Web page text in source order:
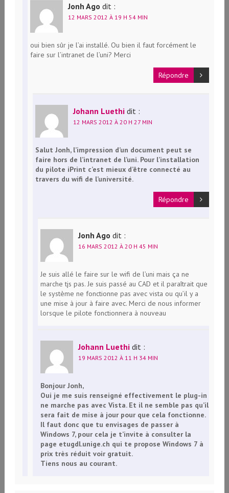
Jonh Ago dit :
12 MARS 2012 À 19 H 54 MIN
oui bien sûr je l’ai installé. Ou bien il faut forcément le
faire sur l’intranet de l’uni? Merci
Répondre
Johann Luethi dit :
12 MARS 2012 À 20 H 27 MIN
Salut Jonh, l’impression d’un document peut se
faire hors de l’intranet de l’uni. Pour l’installation
du pilote iPrint c’est mieux d’être connecté au
travers du wifi de l’université.
Répondre
Jonh Ago dit :
16 MARS 2012 À 20 H 45 MIN
Je suis allé le faire sur le wifi de l’uni mais ça ne
marche tjs pas. Je suis passé au CAD et il paraîtrait que
le système ne fonctionne pas avec vista ou qu’il y a
une mise à jour à faire avec. Merci de nous informer
lorsque le pilote fonctionnera à nouveau
Johann Luethi dit :
19 MARS 2012 À 11 H 34 MIN
Bonjour Jonh,
Oui je me suis renseigné effectivement le plug-in
ne marche pas avec Vista. Et il ne semble pas qu’il
sera fait de mise à jour pour que cela fonctionne.
Il faut donc que tu envisages de passer à
Windows 7, pour cela je t’invite à consulter la
page etugdl.unige.ch qui te propose Windows 7 à
prix très réduit voir gratuit.
Tiens nous au courant.